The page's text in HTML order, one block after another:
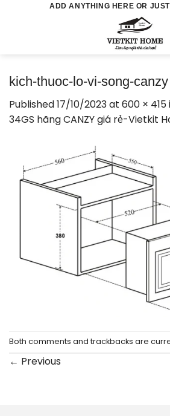
ADD ANYTHING HERE OR
kich-thuoc-lo-vi-song-
Published17/10/2023at 600 × 415
34GS hãng CANZY giá rẻ-Vietkit
Both comments and trackbacks are
← Previous